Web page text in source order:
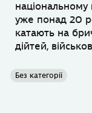
уже понад 20
катають на
дійтей,
Без категорії